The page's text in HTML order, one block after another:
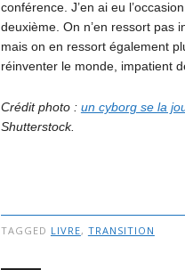
conférence. J’en ai eu
deuxième. On n’en ressort pas
mais on en ressort également
réinventer le monde, impatient
Crédit photo : un cyborg se la
Shutterstock.
TAGGED LIVRE, TRANSITION